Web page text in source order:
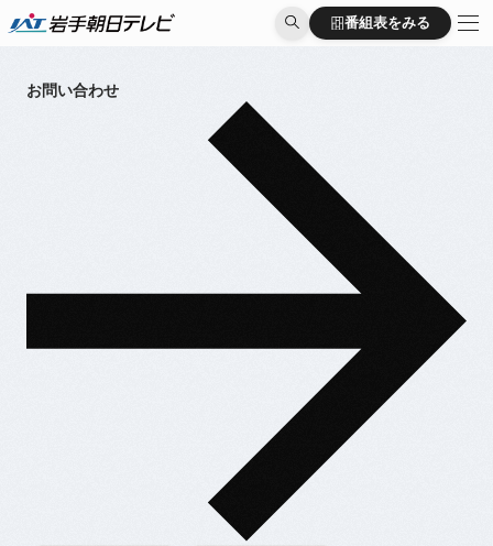
番組表をみる
番組表をみる
お問い合わせ